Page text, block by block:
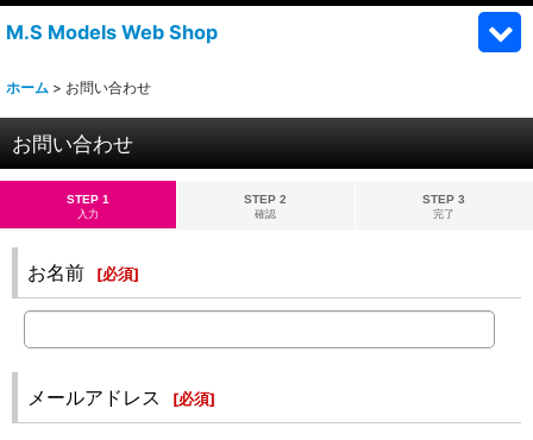
M.S Models Web Shop
ホーム > お問い合わせ
お問い合わせ
STEP 1
入力
STEP 2
確認
STEP 3
完了
お名前 [必須]
メールアドレス [必須]